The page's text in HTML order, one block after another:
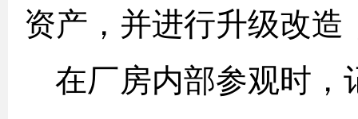
资产，并进行升级改造
在厂房内部参观时，